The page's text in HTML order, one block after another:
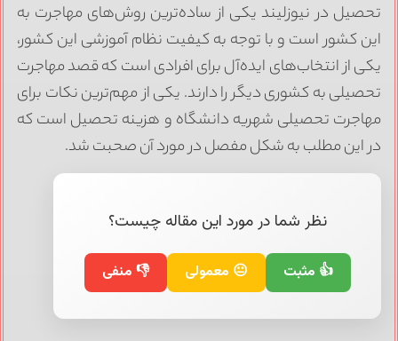
در نیوزلیند یکی از ساده‌ترین روش‌های مهاجرت به
کشور است و با توجه به کیفیت نظام آموزشی این کشور،
از انتخاب‌های ایده‌آل برای افرادی است که قصد مهاجرت
به کشوری دیگر را دارند. یکی از مهم‌ترین نکات برای
تحصیلی شهریه دانشگاه و هزینه تحصیل است که
این مطلب به شکل مفصل در مورد آن صحبت شد.
نظر شما در مورد این مقاله چیست؟
👍 مثبت 😐 معمولی 👎 منفی